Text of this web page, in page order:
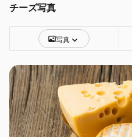
チーズ写真
写真